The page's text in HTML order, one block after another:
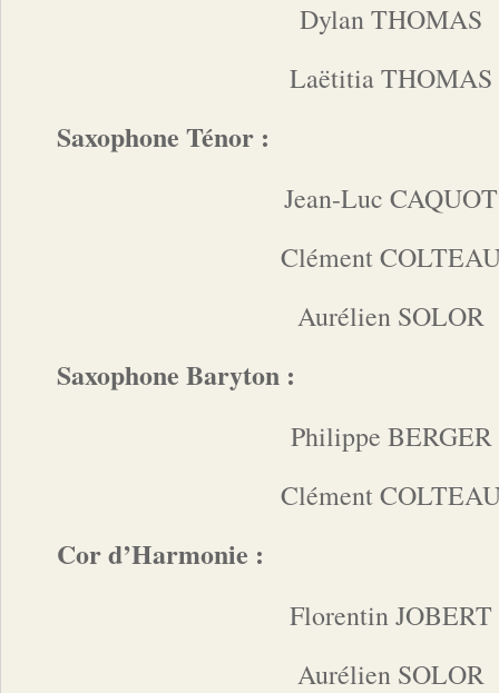
Dylan THOMAS
Laëtitia THOMAS
Saxophone Ténor :
Jean-Luc CAQUOT
Clément
Aurélien SOLOR
Saxophone Baryton :
Philippe BERGER
Clément
Cor d’Harmonie :
Florentin JOBERT
Aurélien SOLOR